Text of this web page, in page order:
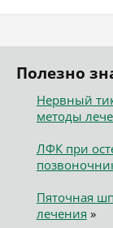
Полезно
Нервный
методы
ЛФК при
Пяточная
лечения »